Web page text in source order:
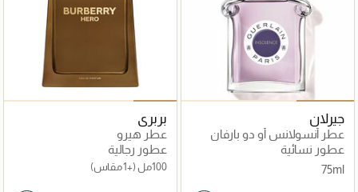
جيرلان
عطر أنسولانس أو دو بارفان
75مل
عطور نسائية
75ml
بربري
عطر هيرو
عطور رجالية
100مل (+1 مقاس)